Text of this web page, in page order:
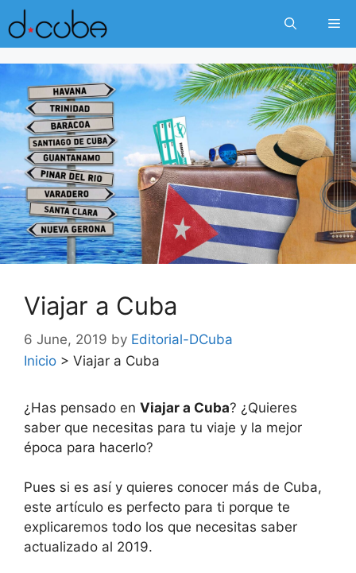
Skip
to
content
Viajar a Cuba
6 June, 2019 by Editorial-DCuba
Inicio > Viajar a Cuba
¿Has pensado en Viajar a Cuba? ¿Quieres
saber que necesitas para tu viaje y la mejor
época para hacerlo?
Pues si es así y quieres conocer más de Cuba,
este artículo es perfecto para ti porque te
explicaremos todo los que necesitas saber
actualizado al 2019.